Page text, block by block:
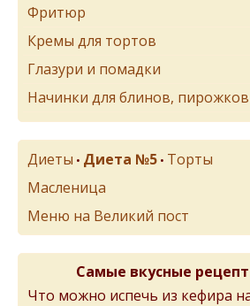
Фритюр
Кремы для тортов
Глазури и помадки
Начинки для блинов,
Диеты • Диета №5 • Торты
Масленица
Меню на Великий пост
Самые вкусные
Что можно испечь из кефира